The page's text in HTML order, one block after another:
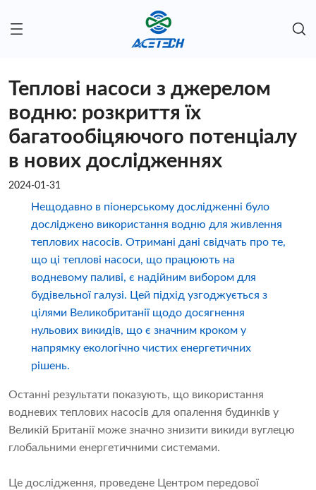
Теплові насоси з джерелом
водню: розкриття їх
багатообіцяючого потенціалу
в нових дослідженнях
2024-01-31
Нещодавно в піонерському дослідженні було
досліджено використання водню для живлення
теплових насосів. Отримані дані свідчать про те,
що ці теплові насоси, що працюють на
водневому паливі, є надійним вибором для
будівельної галузі. Цей підхід узгоджується з
цілями Великобританії щодо досягнення
нульових викидів, що є значним кроком у
напрямку екологічно чистих енергетичних
рішень.
Останні результати показують, що використання
водневих теплових насосів для опалення будинків у
Великій Британії може значно знизити викиди вуглецю
глобальними енергетичними системами.
Це дослідження, проведене Центром передової